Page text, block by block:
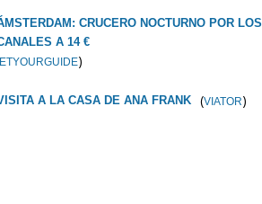
CRUCERO NOCTURNO POR LOS
A 14 €
)
A LA CASA DE ANA FRANK (VIATOR)